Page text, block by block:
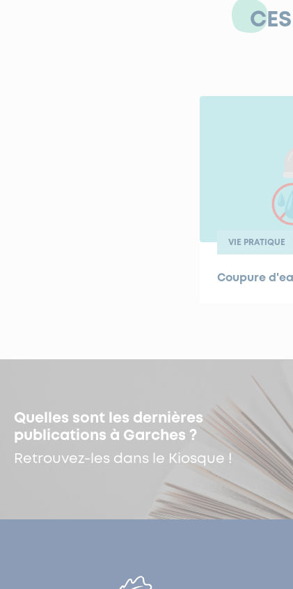
VIE PRATIQUE
Coupure
Quelles sont les dernières
publications à Garches ?
Retrouvez-les dans le Kiosque !